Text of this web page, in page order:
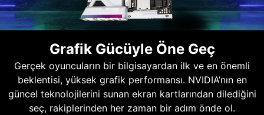
Grafik Gücüyle Öne Geç
Gerçek oyuncuların bir bilgisayardan ilk ve en önemli
beklentisi, yüksek grafik performansı. NVIDIA’nın en
güncel teknolojilerini sunan ekran kartlarından dilediğini
seç, rakiplerinden her zaman bir adım önde ol.